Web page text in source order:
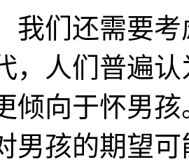
们还需要考
，人们普遍
倾向于怀男
男孩的期望